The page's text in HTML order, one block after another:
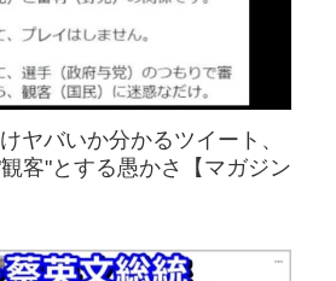
ヤバいか分かるツイート、
客"とする愚かさ【マガジン